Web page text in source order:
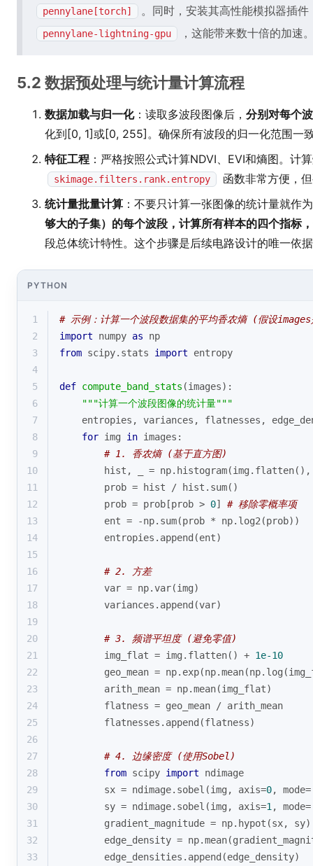
pennylane[torch] 。同时，安装其高性能模拟器插
pennylane-lightning-gpu ，这能带来数十倍的加速
5.2 数据预处理与统计量计算流程
数据加载与归一化：读取多波段图像后， 分别对每个
化到[0, 1]或[0, 255]。确保所有波段的归一化范围一
特征工程 ：严格按照公式计算NDVI、EVI和熵图。计
skimage.filters.rank.entropy
函数非常方便，
统计量批量计算 ：不要只计算一张图像的统计量就作
够大的子集）的每个波段，计算所有样本的四个指标
段总体统计特性。这个步骤是后续电路设计的唯一依
PYTHON
1
# 示例：计算一个波段数据集的平均香农熵 (假设
2
import numpy as np
3
from scipy.stats import entropy
4
5
def compute_band_stats (images):
6
"""计算一个波段图像的统计量"""
7
entropies, variances, flatnesses,
8
for img in images:
9
# 1. 香农熵 (基于直方图)
10
hist, _ =
11
        prob = hist / hist.
sum()
12
        prob = prob[prob >
0] # 移除零概率项
13
        ent = -np.
sum(prob * np.log2(prob))
14
        entropies.append(ent)
15
16
# 2. 方差
17
        var = np.var(img)
18
        variances.append(var)
19
20
# 3. 频谱平坦度 (避免零值)
21
        img_flat = img.flatten() +
1e-10
22
geo_mean =
23
        arith_mean = np.mean(img_flat)
24
        flatness = geo_mean / arith_mean
25
        flatnesses.append(flatness)
26
27
# 4. 边缘密度 (使用Sobel)
28
from scipy import ndimage
29
        sx = ndimage.sobel(img, axis=
0, mode=
30
        sy = ndimage.sobel(img, axis=
1 , mode=
31
        gradient_magnitude = np.hypot(sx, sy)
32
edge_density =
33
        edge_densities.append(edge_density)